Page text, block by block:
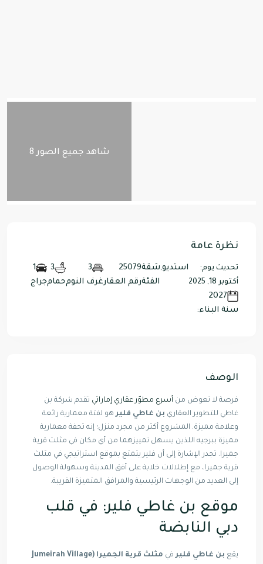
شاهد جميع الصور 8
نظرة عامة
تحديث يوم:
أكتوبر 18, 2025
استديو,شقة
الفئة
25079
رقم العقار
3
غرف النوم
3
حمام
1
جراج
2027
سنة البناء:
الوصف
فرصة لا تعوض من أسرع مطوّر عقاري إماراتي تقدم شركة بن
غاطي للتطوير العقاري بن غاطي فليرهو لفتة معمارية رائعة
وعلامة مميزة. المشروع أكثر من مجرد منزل؛ إنه تحفة معمارية
مميزة ببرجيه اللذين يسهل تمييزهما من أي مكان في مثلث قرية
جميرا. تجدر الإشارة إلى أن فلير يتمتع بموقع استراتيجي في مثلث
قرية جميرا، مع إطلالات خلابة على أفق المدينة وسهولة الوصول
إلى العديد من الوجهات الرئيسية والمرافق المتميزة القريبة.
موقع بن غاطي فلير: في قلب
دبي النابضة
يقع بن غاطي فليرفي
مثلث قرية الجميرا (Jumeirah Village